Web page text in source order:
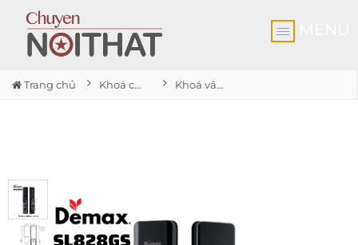
Trang chủ Khoá cửa vân tay Khoá vân tay SL828GS